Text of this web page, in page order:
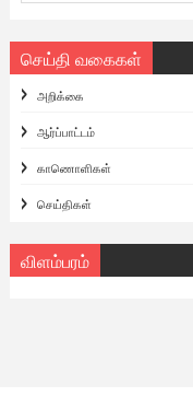
செய்தி வகைகள்
அறிக்கை
ஆர்ப்பாட்டம்
காணொளிகள்
செய்திகள்
விளம்பரம்